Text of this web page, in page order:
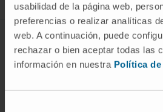
usabilidad de la página web,
preferencias o realizar analíticas
web. A continuación, puede
rechazar o bien aceptar todas las
información en nuestra Política
ENFERMEDADES Y
Enfermedades